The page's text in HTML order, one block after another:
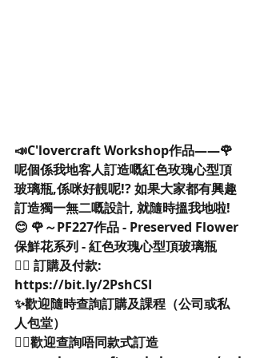
📣C'lovercraft Workshop作品——🌹
呢個係我地客人訂造嘅紅色玫瑰心型頂
玻璃瓶,係咪好靚呢!? 如果大家都有興趣
訂造獨一無二嘅設計, 就隨時搵我地啦!
😊 🌹～PF227作品 - Preserved Flower
保鮮花系列 - 紅色玫瑰心型頂玻璃瓶
👉🏻 訂購及付款:
https://bit.ly/2PshCSI
✨歡迎隨時查詢訂購及課程（公司或私
人包堂）
👉🏻歡迎查詢唔同款式訂造